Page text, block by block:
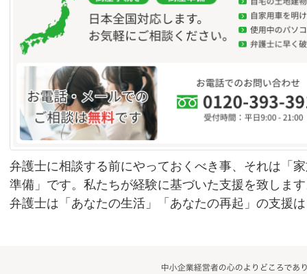
弁護士に相談する前にやっておくべき事、それは「
準備」です。私たちが経験に基づいた支援を致しま
弁護士は「あなたの生活」「あなたの再起」の支援